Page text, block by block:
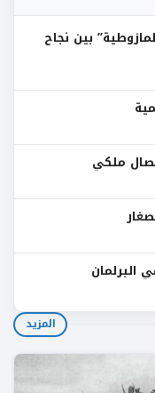
بين نجاح
ملكي
البرلمان
المزيد